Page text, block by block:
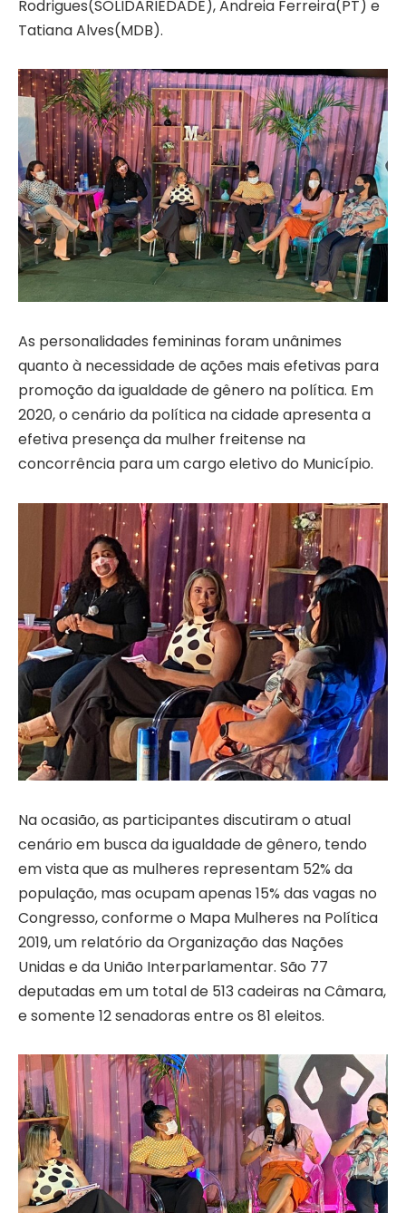
Rodrigues(SOLIDARIEDADE), Andreia Ferreira(PT) e
Tatiana Alves(MDB).
As personalidades femininas foram unânimes
quanto à necessidade de ações mais efetivas para
promoção da igualdade de gênero na política. Em
2020, o cenário da política na cidade apresenta a
efetiva presença da mulher freitense na
concorrência para um cargo eletivo do Município.
Na ocasião, as participantes discutiram o atual
cenário em busca da igualdade de gênero, tendo
em vista que as mulheres representam 52% da
população, mas ocupam apenas 15% das vagas no
Congresso, conforme o Mapa Mulheres na Política
2019, um relatório da Organização das Nações
Unidas e da União Interparlamentar. São 77
deputadas em um total de 513 cadeiras na Câmara,
e somente 12 senadoras entre os 81 eleitos.